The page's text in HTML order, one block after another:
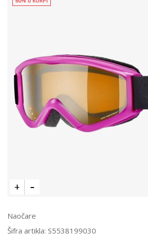
Naočare
Šifra artikla: S5538199030